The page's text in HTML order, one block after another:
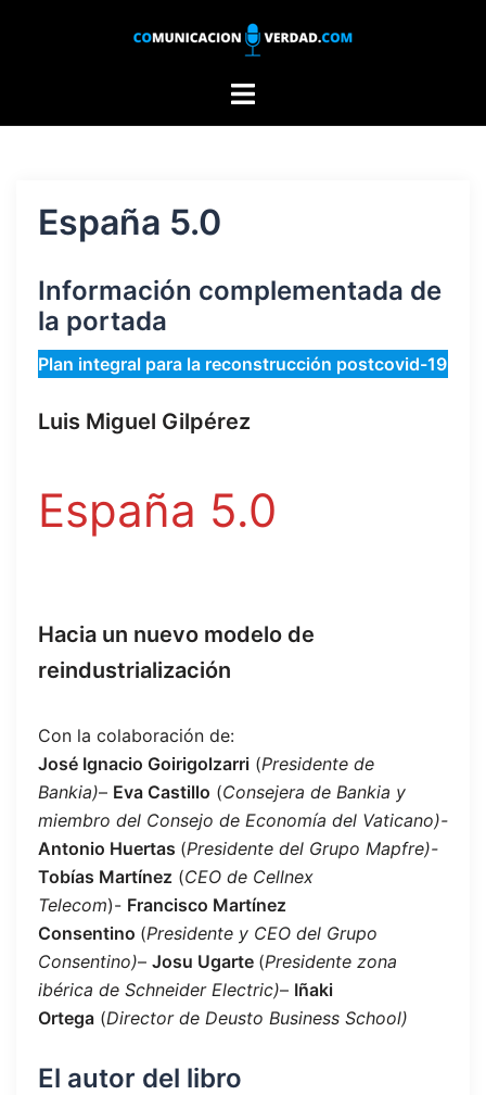
Alternar
España 5.0
Información complementada de
la portada
Plan integral para la reconstrucción postcovid-19
Luis Miguel Gilpérez
España 5.0
Hacia un nuevo modelo de
reindustrialización
Con la colaboración de:
José Ignacio Goirigolzarri (Presidente de
Bankia)– Eva Castillo (Consejera de Bankia y
miembro del Consejo de Economía del Vaticano)-
Antonio Huertas (Presidente del Grupo Mapfre)-
Tobías Martínez (CEO de Cellnex
Telecom)- Francisco Martínez
Consentino (Presidente y CEO del Grupo
Consentino)– Josu Ugarte (Presidente zona
ibérica de Schneider Electric)– Iñaki
Ortega (Director de Deusto Business School)
El autor del libro